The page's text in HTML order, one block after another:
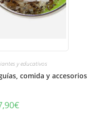
y educativos
comida y accesorios
€